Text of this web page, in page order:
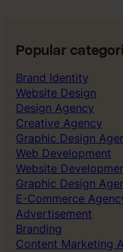
0
b
e
t
y
g
”
Popular
Brand Identity
Website Design
Design Agency
Creative Agency
Graphic Design
Web Development
Website
Graphic Design
E-Commerce
Advertisement
Branding
Content Marketing